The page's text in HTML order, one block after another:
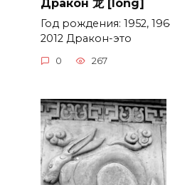
Дракон 龙 [lóng]
Год рождения: 1952,
2012 Дракон-это
0 267